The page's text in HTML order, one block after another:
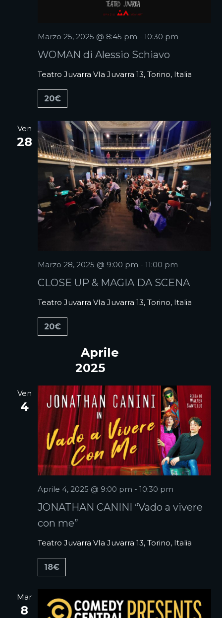
WOMAN di Alessio Schiavo
Marzo 25, 2025 @ 8:45 pm -10:30 pm
Teatro JuvarraVIa Juvarra 13, Torino, Italia
20€
Ven
28
CLOSE UP & MAGIA DA SCENA
Marzo 28, 2025 @ 9:00 pm -11:00 pm
Teatro JuvarraVIa Juvarra 13, Torino, Italia
20€
Aprile
2025
Ven
4
JONATHAN CANINI “Vado a vivere
con me”
Aprile 4, 2025 @ 9:00 pm -10:30 pm
Teatro JuvarraVIa Juvarra 13, Torino, Italia
18€
Mar
8